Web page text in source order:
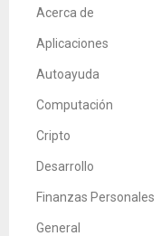
Acerca de
Aplicaciones
Autoayuda
Computación
Cripto
Desarrollo
Finanzas Personales
General